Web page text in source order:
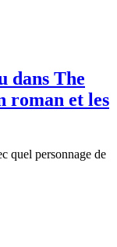
dans The
roman et les
quel personnage de